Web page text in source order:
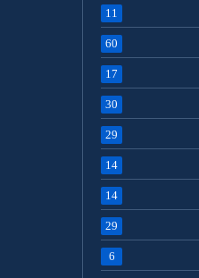
11
60
17
30
29
14
14
29
6